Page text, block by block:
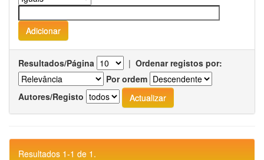
Resultados/Página | Ordenar registos por:
Por ordem
Autores/Registo
Resultados 1-1 de 1.